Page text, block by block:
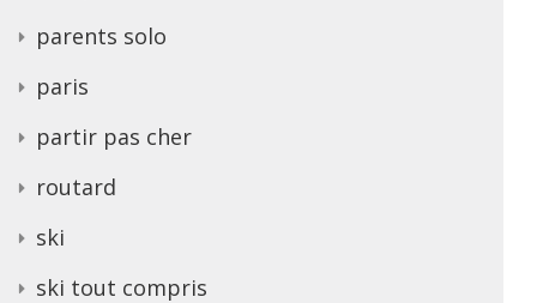
parents solo
paris
partir pas cher
routard
ski
ski tout compris